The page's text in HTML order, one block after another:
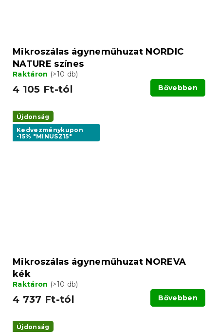
Mikroszálas ágyneműhuzat NORDIC
NATURE színes
Raktáron (>10 db)
4 105 Ft-tól Bővebben
Újdonság
Kedvezménykupon
-15% "MINUSZ15"
Mikroszálas ágyneműhuzat NOREVA
kék
Raktáron (>10 db)
4 737 Ft-tól Bővebben
Újdonság